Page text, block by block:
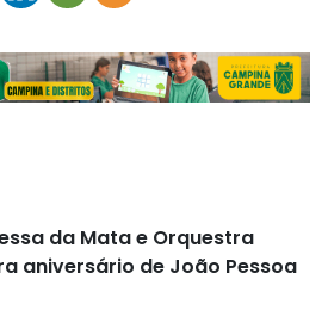
da Mata e Orquestra
aniversário de João Pessoa